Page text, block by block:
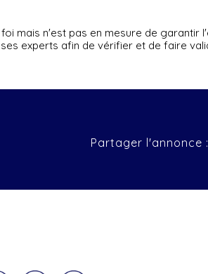
mais n'est pas en mesure de garantir
experts afin de vérifier et de faire
Partager l'annonce :